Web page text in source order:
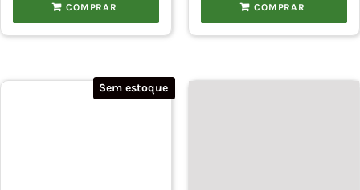
COMPRAR COMPRAR
Sem estoque